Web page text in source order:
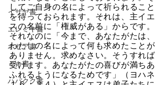
イザヤ書
エレミヤ書
ホセア書
ミカ書
ハバクク書
してご自身の名によって祈られること
を待っておられます。それは、主イエ
スの名前に「権威がある」からです。
それなのに「今まで、あなたがたは、
わたしの名によって何も求めたことが
ありません。求めなさい。そうすれば
受けます。あなたがたの喜びが満ちあ
ふれるようになるためです」（ヨハネ